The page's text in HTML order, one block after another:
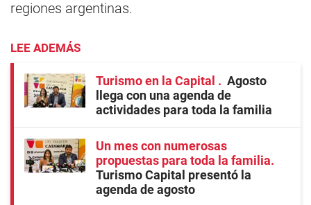
regiones argentinas.
LEE ADEMÁS
Turismo en la Capital
Agosto
llega con una agenda de
actividades para toda la familia
Un mes con numerosas
propuestas para toda la familia
Turismo Capital presentó la
agenda de agosto